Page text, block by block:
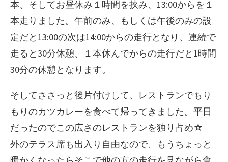
本、そしてお昼休み１時間を挟み、13:00からを１
本走りました。午前のみ、もしくは午後のみの設
定だと13:00の次は14:00からの走行となり、連続で
走ると30分休憩、１本休んでからの走行だと1時間
30分の休憩となります。
そしてささっと後片付けして、レストランでもり
もりのカツカレーを食べて帰ってきました。平日
だったのでこの広さのレストランを独り占め☆
外のテラス席も出入り自由なので、もうちょっと